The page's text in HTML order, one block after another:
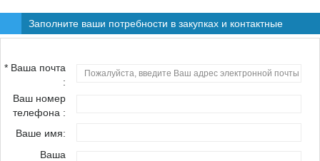
Заполните ваши потребности в закупках и контактные
* Ваша почта
:
Ваш номер
телефона :
Ваше имя:
Ваша